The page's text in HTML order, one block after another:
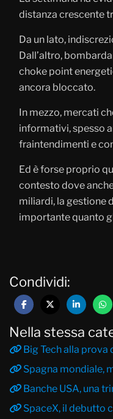
distanza crescente
Da un lato,
Dall’altro,
choke point
ancora bloccato.
In mezzo, mercati
informativi, spesso
fraintendimenti e
Ed è forse proprio
contesto dove
miliardi, la gestione
importante quanto
Condividi:
Nella stessa
Big Tech alla
Spagna mondiale,
Banche USA, una
SpaceX, il debutto